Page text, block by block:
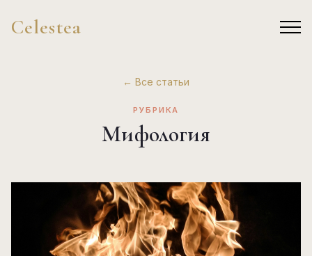
Celestea
← Все статьи
РУБРИКА
Мифология